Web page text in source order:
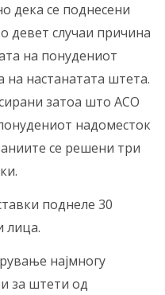
дека се поднесени
девет случаи причина
на понудениот
на настанатата штета.
затоа што АСО
надоместок
се решени три
поднеле 30
лица.
најмногу
за штети од